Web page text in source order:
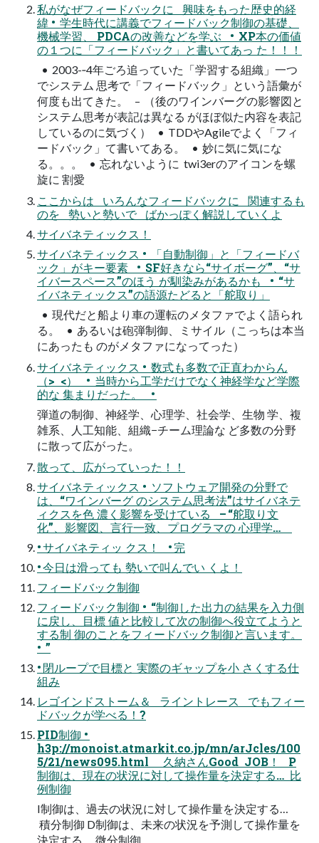
私がなぜフィードバックに 興味をもった歴史的経
緯 • 学生時代に講義でフィードバック制御の基礎、
機械学習、 PDCAの改善などを学ぶ • XP本の価値
の１つに「フィードバック」と書いてあっ た！！！
• 2003-­‐4年ごろ追っていた「学習する組織」一つ
でシステム 思考で「フィードバック」という語彙が
何度も出てきた。 – （後のワインバーグの影響図と
システム思考が表記は異なる がほぼ似た内容を表記
しているのに気づく） • TDDやAgileでよく「フィ
ードバック」て書いてある。 • 妙に気に気にな
る。。。 • 忘れないように twi3erのアイコンを螺
旋に 割愛
ここからは いろんなフィードバックに 関連するも
のを 勢いと勢いで ばかっぽく解説していくよ
サイバネティックス！
サイバネティックス • 「自動制御」と「フィードバ
ック」がキー要素 • SF好きなら“サイボーグ”、“サ
イバースペース”のほう が馴染みがあるかも • “サ
イバネティックス”の語源たどると「舵取り」
• 現代だと船より車の運転のメタファでよく語られ
る。 • あるいは砲弾制御、ミサイル（こっちは本当
にあったも のがメタファになってった）
サイバネティックス • 数式も多数で正直わからん
（> <） • 当時から工学だけでなく神経学など学際
的な 集まりだった。 •
弾道の制御、神経学、心理学、社会学、生物 学、複
雑系、人工知能、組織−チーム理論な ど多数の分野
に散って広がった。
散って、広がっていった！！
サイバネティックス • ソフトウェア開発の分野で
は、“ワインバーグ のシステム思考法”はサイバネテ
ィクスを色 濃く影響を受けている – “舵取り文
化”、影響図、言行一致、プログラマの 心理学…
• サイバネティッ クス！ • 完
• 今日は滑っても 勢いで叫んでい くよ！
フィードバック制御
フィードバック制御 • “制御した出力の結果を入力側
に戻し、目標 値と比較して次の制御へ役立てようと
する制 御のことをフィードバック制御と言います。
• ”
• 閉ループで目標と 実際のギャップを小 さくする仕
組み
レゴインドストーム＆ ライントレース でもフィー
ドバックが学べる！?
PID制御 •
h3p://monoist.atmarkit.co.jp/mn/arJcles/100
5/21/news095.html 久納さんGood JOB！ P
制御は、現在の状況に対して操作量を決定する… 比
例制御
I制御は、過去の状況に対して操作量を決定する…
積分制御 D制御は、未来の状況を予測して操作量を
決定する… 微分制御